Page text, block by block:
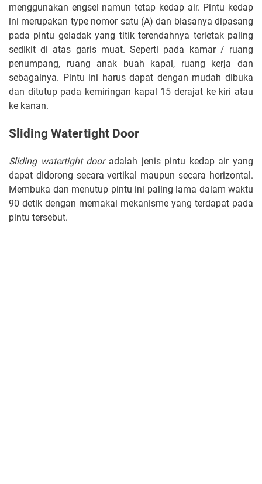
menggunakan engsel namun tetap kedap air. Pintu kedap
ini merupakan type nomor satu (A) dan biasanya dipasang
pada pintu geladak yang titik terendahnya terletak paling
sedikit di atas garis muat. Seperti pada kamar / ruang
penumpang, ruang anak buah kapal, ruang kerja dan
sebagainya. Pintu ini harus dapat dengan mudah dibuka
dan ditutup pada kemiringan kapal 15 derajat ke kiri atau
ke kanan.
Sliding Watertight Door
Sliding watertight dooradalah jenis pintu kedap air yang
dapat didorong secara vertikal maupun secara horizontal.
Membuka dan menutup pintu ini paling lama dalam waktu
90 detik dengan memakai mekanisme yang terdapat pada
pintu tersebut.